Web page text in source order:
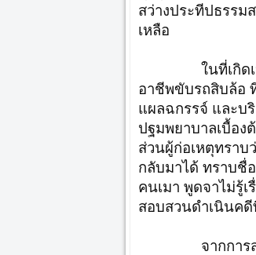
สว่างประทีปธรรม
เหลือ
ในที่เกิดเหตุพ
อาชีพขับรถสิบล้อ
แผลฉกรรจ์ และบ
ปฐมพยาบาลเบื้อง
ส่วนผู้ก่อเหตุทรา
กลับมาได้ ทราบชื่
คนเมา พูดจาไม่รู้
สอบสวนดำเนินค
จากการสอบส